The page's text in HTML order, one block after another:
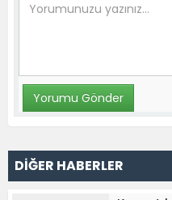
DİĞER HABERLER